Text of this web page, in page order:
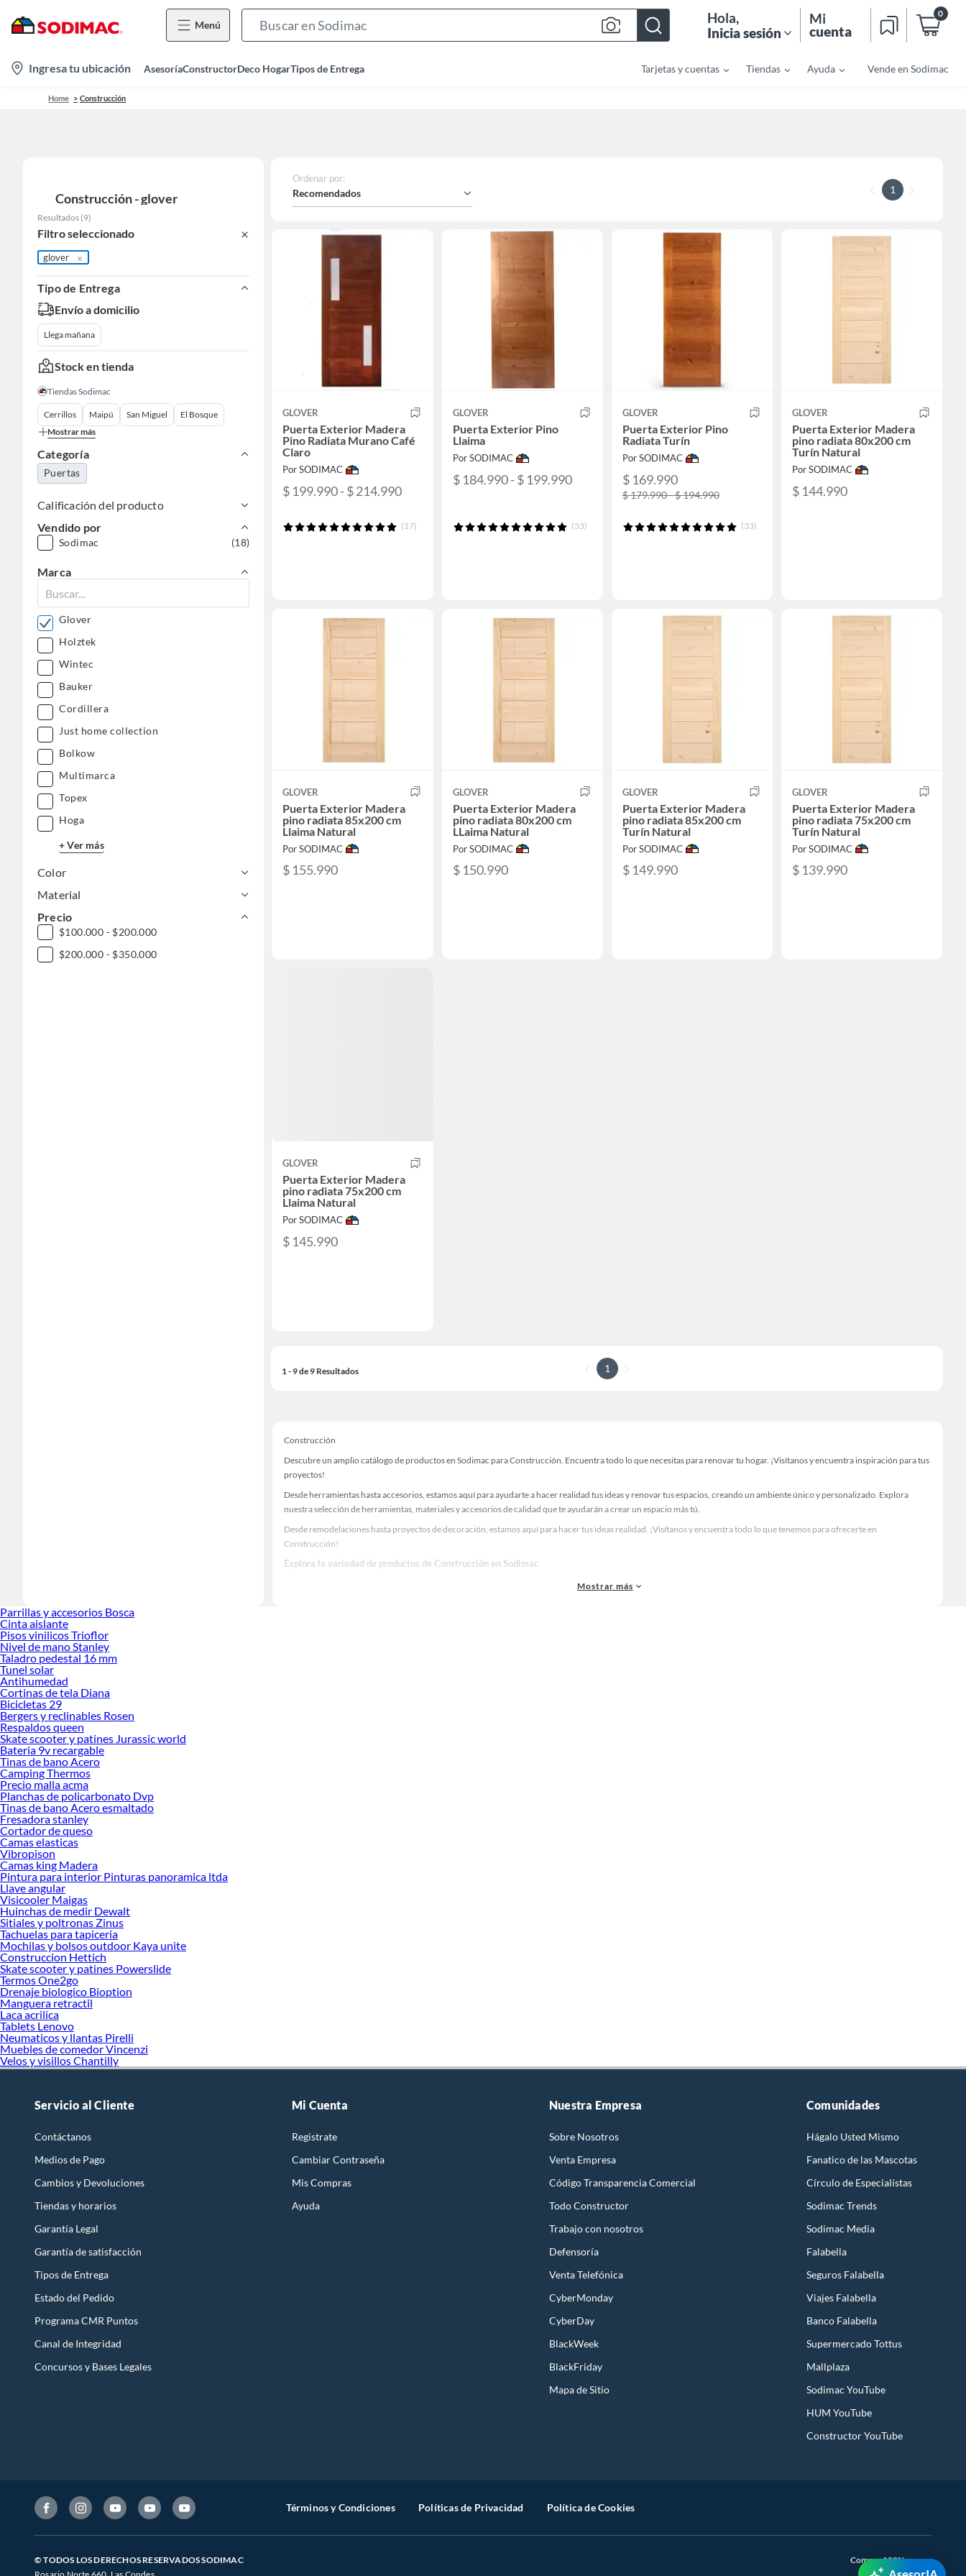
Menú
Bar
Hola,
Inicia sesión
Mi
cuenta
0
location-
icon
Ingresa tu ubicación AsesoríaConstructorDeco HogarTipos de Entrega Tarjetas y cuentas Tiendas Ayuda Vende en Sodimac
Home Construcción
Construcción - glover
Resultados (9)
Filtro seleccionado
glover
Tipo de Entrega
Envío a domicilio
Llega mañana
Stock en tienda
Tiendas Sodimac
Cerrillos Maipú San Miguel
El Bosque
Mostrar más
Categoría
Puertas
Calificación del producto
Vendido por
Sodimac (18)
Marca
Glover
Holztek
Wintec
Bauker
Cordillera
Just home collection
Bolkow
Multimarca
Topex
Hoga
+ Ver más
Color
Material
Precio
$100.000 - $200.000
$200.000 - $350.000
Ordenar por:
Recomendados 1
GLOVER
Puerta Exterior Madera
Pino Radiata Murano Café
Claro
Por SODIMAC
$ 199.990 - $ 214.990
(17)
GLOVER
Puerta Exterior Pino
Llaima
Por SODIMAC
$ 184.990 - $ 199.990
(33)
GLOVER
Puerta Exterior Pino
Radiata Turín
Por SODIMAC
$ 169.990
$ 179.990 - $ 194.990
(33)
GLOVER
Puerta Exterior Madera
pino radiata 80x200 cm
Turín Natural
Por SODIMAC
$ 144.990
GLOVER
Puerta Exterior Madera
pino radiata 85x200 cm
Llaima Natural
Por SODIMAC
$ 155.990
GLOVER
Puerta Exterior Madera
pino radiata 80x200 cm
LLaima Natural
Por SODIMAC
$ 150.990
GLOVER
Puerta Exterior Madera
pino radiata 85x200 cm
Turín Natural
Por SODIMAC
$ 149.990
GLOVER
Puerta Exterior Madera
pino radiata 75x200 cm
Turín Natural
Por SODIMAC
$ 139.990
GLOVER
Puerta Exterior Madera
pino radiata 75x200 cm
Llaima Natural
Por SODIMAC
$ 145.990
1 - 9 de 9 Resultados 1
Construcción
Descubre un amplio catálogo de productos en Sodimac para Construcción. Encuentra todo lo que necesitas para renovar tu hogar. ¡Visítanos y encuentra inspiración para tus
proyectos!
Desde herramientas hasta accesorios, estamos aquí para ayudarte a hacer realidad tus ideas y renovar tus espacios, creando un ambiente único y personalizado. Explora
nuestra selección de herramientas, materiales y accesorios de calidad que te ayudarán a crear un espacio más tú.
Desde remodelaciones hasta proyectos de decoración, estamos aquí para hacer tus ideas realidad. ¡Visítanos y encuentra todo lo que tenemos para ofrecerte en
Construcción!
Explora la variedad de productos de Construcción en Sodimac
Herramientas, materiales y accesorios de calidad para tus proyectos y renovación de espacios. ¡Visítanos y descubre todo lo que tenemos para ofrecerte!
Mostrar más
Parrillas y accesorios Bosca
Cinta aislante
Pisos vinilicos Trioflor
Nivel de mano Stanley
Taladro pedestal 16 mm
Tunel solar
Antihumedad
Cortinas de tela Diana
Bicicletas 29
Bergers y reclinables Rosen
Respaldos queen
Skate scooter y patines Jurassic world
Bateria 9v recargable
Tinas de bano Acero
Camping Thermos
Precio malla acma
Planchas de policarbonato Dvp
Tinas de bano Acero esmaltado
Fresadora stanley
Cortador de queso
Camas elasticas
Vibropison
Camas king Madera
Pintura para interior Pinturas panoramica ltda
Llave angular
Visicooler Maigas
Huinchas de medir Dewalt
Sitiales y poltronas Zinus
Tachuelas para tapiceria
Mochilas y bolsos outdoor Kaya unite
Construccion Hettich
Skate scooter y patines Powerslide
Termos One2go
Drenaje biologico Bioption
Manguera retractil
Laca acrilica
Tablets Lenovo
Neumaticos y llantas Pirelli
Muebles de comedor Vincenzi
Velos y visillos Chantilly
Servicio al Cliente
Contáctanos
Medios de Pago
Cambios y Devoluciones
Tiendas y horarios
Garantía Legal
Garantía de satisfacción
Tipos de Entrega
Estado del Pedido
Programa CMR Puntos
Canal de Integridad
Concursos y Bases Legales
Mi Cuenta
Registrate
Cambiar Contraseña
Mis Compras
Ayuda
Nuestra Empresa
Sobre Nosotros
Venta Empresa
Código Transparencia Comercial
Todo Constructor
Trabajo con nosotros
Defensoría
Venta Telefónica
CyberMonday
CyberDay
BlackWeek
BlackFriday
Mapa de Sitio
Comunidades
Hágalo Usted Mismo
Fanatico de las Mascotas
Círculo de Especialístas
Sodimac Trends
Sodimac Media
Falabella
Seguros Falabella
Viajes Falabella
Banco Falabella
Supermercado Tottus
Mallplaza
Sodimac YouTube
HUM YouTube
Constructor YouTube
Términos y Condiciones Políticas de Privacidad Política de Cookies
© TODOS LOS DERECHOS RESERVADOS SODIMAC
Compra 100% segura